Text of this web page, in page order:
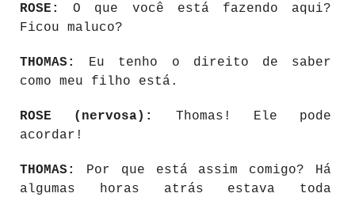
ROSE:
O que você está fazendo aqui?
Ficou maluco?
THOMAS:
Eu tenho o direito de saber
como meu filho está.
ROSE (nervosa):
Thomas! Ele pode
acordar!
THOMAS:
Por que está assim comigo? Há
algumas horas atrás estava toda